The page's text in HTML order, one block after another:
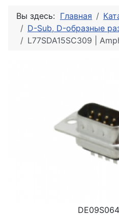
Вы здесь: Главная
D-Sub, D-образные
L77SDA15SC309 |